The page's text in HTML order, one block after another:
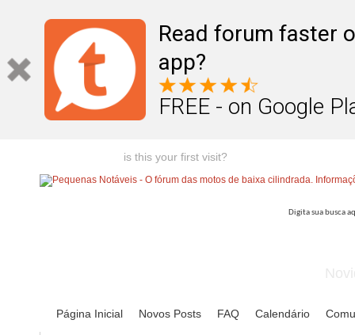
Read forum faster
app?
FREE - on Google
is this your first visit?
Página Inicial Novos Posts FAQ Calendário